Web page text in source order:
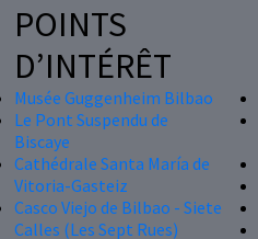
POINTS
D’INTÉRÊT
Musée Guggenheim Bilbao
Le Pont Suspendu de
Biscaye
Cathédrale Santa María de
Vitoria-Gasteiz
Casco Viejo de Bilbao - Siete
Calles (Les Sept Rues)